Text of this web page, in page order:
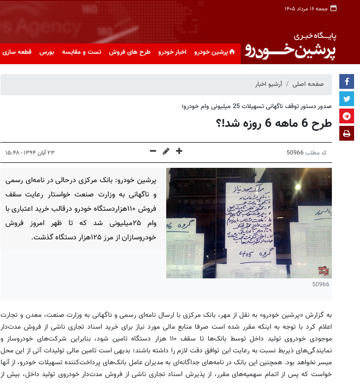
جمعه ۱۶ مرداد ۱۴۰۵
پرشین خودرو اخبار خودرو طرح های فروش تست و مقایسه بورس قطعه سازی
صفحه اصلی آرشیو اخبار
صدور دستور توقف ناگهانی تسهیلات 25 میلیونی وام خودرو؛
طرح 6 ماهه 6 روزه شد!؟
کد مطلب 50966 ۲۳ آبان ۱۳۹۴ - ۱۵:۴۸
50966
پرشین خودرو: بانک مرکزی درحالی در نامه‌ای رسمی
و ناگهانی به وزارت صنعت خواستار رعایت سقف
فروش ۱۱۰هزاردستگاه خودرو درقالب خرید اعتباری با
وام ۲۵میلیونی شد که تا ظهر امروز فروش
خودروسازان از مرز ۱۲۵هزار دستگاه گذشت.
به گزارش «پرشین خودرو» به نقل از مهر، بانک مرکزی با ارسال نامه‌ای رسمی و ناگهانی به وزارت صنعت، معدن و تجارت
اعلام کرد با توجه به اینکه مقرر شده است صرفا منابع مالی مورد نیاز برای خرید اسناد تجاری ناشی از فروش مدت‌دار
موجودی خودروی تولید داخل توسط بانک‌ها تا سقف ۱۱۰ هزار دستگاه تامین شود، بنابراین شرکت‌های خودروساز و
نمایندگی‌های ذیربط نسبت به رعایت این توافق دقت لازم را داشته باشند؛ بدیهی است تامین مالی تولیدات آتی از این محل
میسر نخواهد بود. همچنین این بانک در نامه‌های جداگانه‌ای به مدیران عامل بانک‌های پرداخت‌کننده تسهیلات خودرو، از آنها
خواست که پس از اتمام سهمیه‌های مقرر، از پذیرش اسناد تجاری ناشی از فروش مدت‌دار خودروی تولید داخل، بیش از